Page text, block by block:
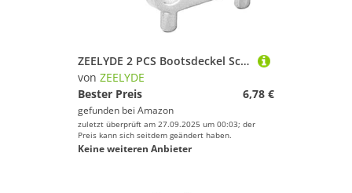
ZEELYDE 2 PCS Bootsdeckel Schlüssel Edelstahl Wassertank Füllen Füller Werkzeug Yacht Boot Zubehör
von ZEELYDE
Bester Preis
6,78 €
gefunden bei Amazon
zuletzt überprüft am 27.09.2025 um 00:03; der
Preis kann sich seitdem geändert haben.
Keine weiteren Anbieter